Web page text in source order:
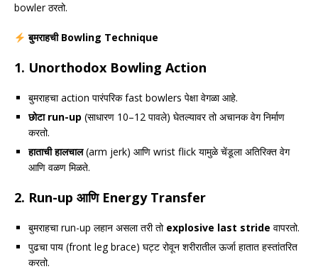
bowler ठरतो.
बुमराहची Bowling Technique
1. Unorthodox Bowling Action
बुमराहचा action पारंपरिक fast bowlers पेक्षा वेगळा आहे.
छोटा run-up (साधारण 10–12 पावले) घेतल्यावर तो अचानक वेग निर्माण
करतो.
हाताची हालचाल(arm jerk) आणि wrist flick यामुळे चेंडूला अतिरिक्त वेग
आणि वळण मिळते.
2. Run-up आणि Energy Transfer
बुमराहचा run-up लहान असला तरी तो explosive last stride वापरतो.
पुढचा पाय (front leg brace) घट्ट रोवून शरीरातील ऊर्जा हातात हस्तांतरित
करतो.